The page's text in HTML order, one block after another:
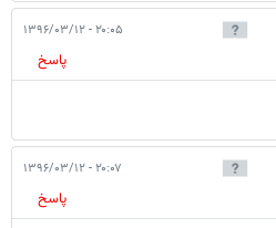
۲۰:۰۵ - ۱۳۹۶/۰۳/۱۲
پاسخ
۲۰:۰۷ - ۱۳۹۶/۰۳/۱۲
پاسخ